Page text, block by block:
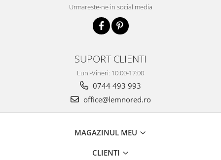
Urmareste-ne in social media
SUPORT CLIENTI
Luni-Vineri: 10:00-17:00
0744 493 993
office@lemnored.ro
MAGAZINUL MEU
CLIENTI